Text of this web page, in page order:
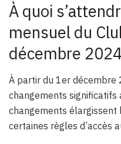
À quoi
mensuel du
décembre
À partir du 1er décembre
changements significatifs
changements
certaines règles d’accès